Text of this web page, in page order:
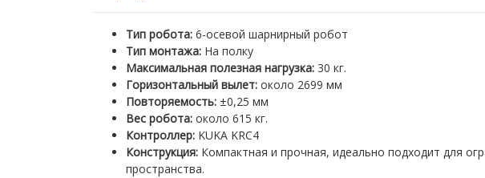
Тип робота: 6-осевой шарнирный робот
Тип монтажа: На полку
Максимальная полезная нагрузка: 30 кг.
Горизонтальный вылет: около 2699 мм
Повторяемость: ±0,25 мм
Вес робота: около 615 кг.
Контроллер: KUKA KRC4
Конструкция: Компактная и прочная, идеально подходит для
пространства.